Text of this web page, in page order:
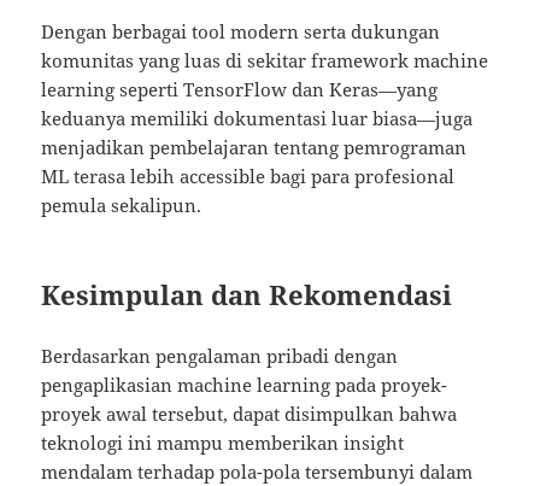
Dengan berbagai tool modern serta dukungan
komunitas yang luas di sekitar framework machine
learning seperti TensorFlow dan Keras—yang
keduanya memiliki dokumentasi luar biasa—juga
menjadikan pembelajaran tentang pemrograman
ML terasa lebih accessible bagi para profesional
pemula sekalipun.
Kesimpulan dan Rekomendasi
Berdasarkan pengalaman pribadi dengan
pengaplikasian machine learning pada proyek-
proyek awal tersebut, dapat disimpulkan bahwa
teknologi ini mampu memberikan insight
mendalam terhadap pola-pola tersembunyi dalam